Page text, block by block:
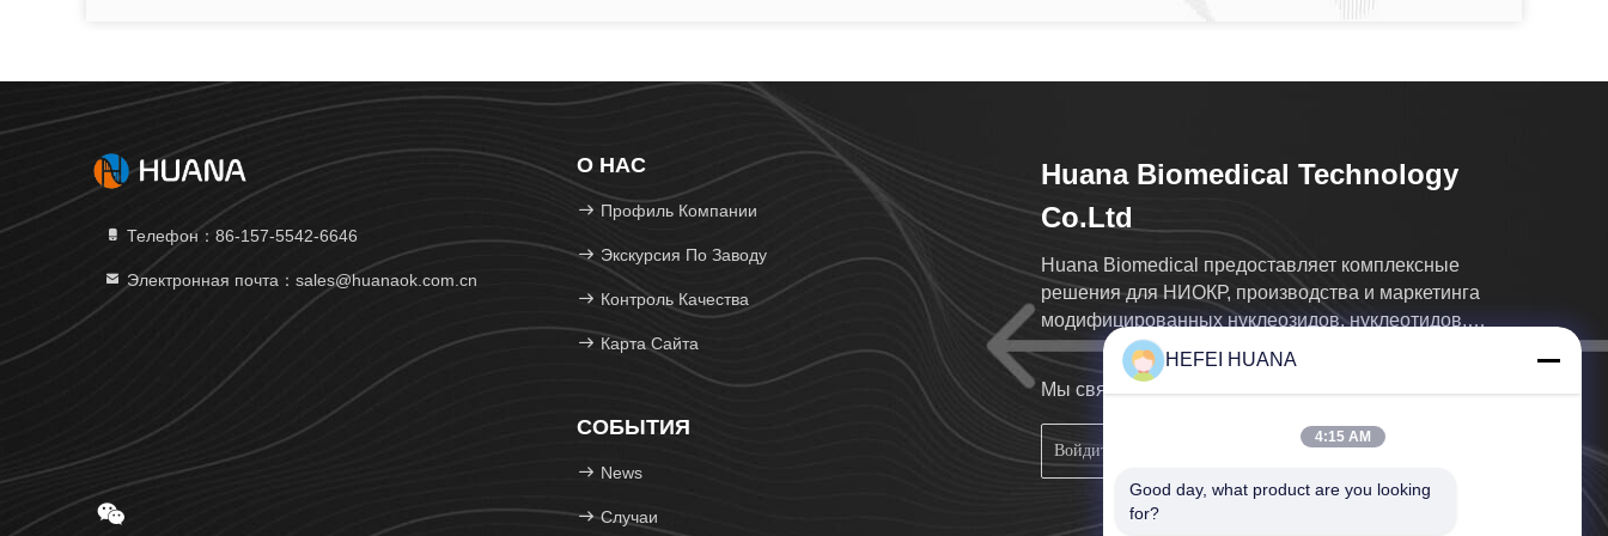
Телефон：86-157-5542-6646
Электронная почта：sales@huanaok.com.cn
О НАС
Профиль Компании
Экскурсия По Заводу
Контроль Качества
Карта Сайта
СОБЫТИЯ
News
Случаи
Huana Biomedical Technology
Co.Ltd
Huana Biomedical предоставляет комплексные
решения для НИОКР, производства и маркетинга
модифицированных нуклеозидов, нуклеотидов,
фосфорамидитов и красителей
Мы свяжемся с вами как можно скорее.
HEFEI HUANA
4:15 AM
Good day, what product are you looking
for?